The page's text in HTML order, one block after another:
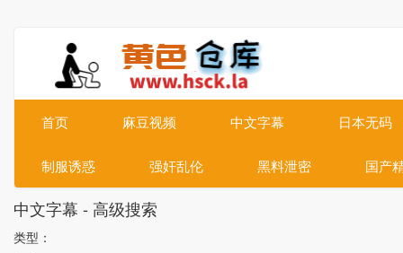
首页 麻豆视频 中文字幕 日本无码
制服诱惑 强奸乱伦 黑料泄密 国产
中文字幕 - 高级搜索
类型：